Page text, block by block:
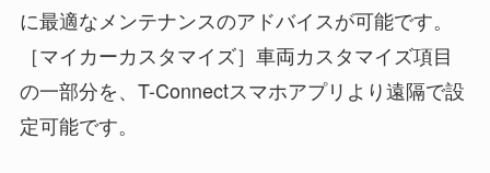
に最適なメンテナンスのアドバイスが可能です。
［マイカーカスタマイズ］車両カスタマイズ項目
の一部分を、T-Connectスマホアプリより遠隔で設
定可能です。